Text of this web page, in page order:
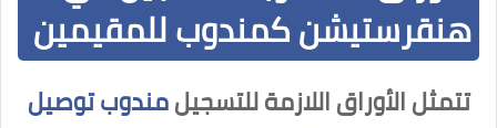
هنقرستيشن كمندوب للمقيمين
تتمثل الأوراق اللازمة للتسجيلمندوب توصيل